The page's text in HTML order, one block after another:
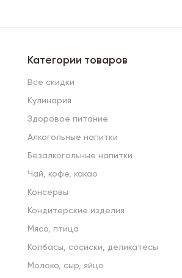
Категории товаров
Все скидки
Кулинария
Здоровое питание
Алкогольные напитки
Безалкогольные напитки
Чай, кофе, какао
Консервы
Кондитерские изделия
Мясо, птица
Колбасы, сосиски, деликатесы
Молоко, сыр, яйцо